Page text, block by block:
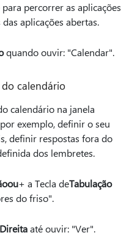
percorrer as aplicações
aplicações abertas.
quando ouvir: "Calendar".
calendário
calendário na janela
exemplo, definir o seu
definir respostas fora do
dos lembretes.
ou+ a Tecla deTabulação
do friso".
até ouvir: "Ver".